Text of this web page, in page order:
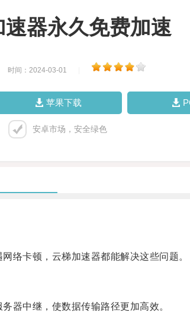
速器永久免费加速
时间：2024-03-01
苹果下载
安卓市场，安全绿色
卡顿，云梯加速器都能解决这些问题。
中继，使数据传输路径更加高效。